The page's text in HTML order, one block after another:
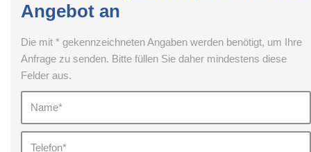
Angebot an
Die mit * gekennzeichneten Angaben werden benötigt, um Ihre
Anfrage zu senden. Bitte füllen Sie daher mindestens diese
Felder aus.